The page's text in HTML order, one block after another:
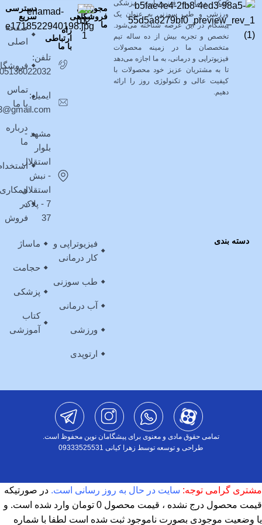
کمک درمانی، فیزیوتراپی، پزشکی
ورزشی و طب سوزنی به عنوان یک
پیشگام در این عرصه شناخته می‌شود.
تخصص و تجربه بیش از ده ساله تیم
متخصصان ما در زمینه محصولات
فیزیوتراپی و درمانی، به ما اجازه می‌دهد
تا به مشتریان عزیز خود محصولات با
کیفیت عالی و تکنولوژی روز را ارائه
دهیم.
مجوزهای
فروشگاهی
ما
تلفن:
05136022032
ایمیل:
مشهد -
بلوار
استقلال
- نبش
استقلال
7 - پلاک
37
راه
ارتباطی
با ما
صفحه
اصلی
تماس
با ما
درباره
ما
در
فروش
دسترسی
سریع
دسته بندی
فیزیوتراپی و
کار درمانی
طب سوزنی
آب درمانی
ورزشی
ارتوپدی
ماساژ
حجامت
پزشکی
کتاب
آموزشی
تمامی حقوق مادی و معنوی برای پیشگامان نوین محفوظ است.
طراحی و توسعه توسط زهرا کیانی 09333525531
مشتری گرامی توجه: سایت در حال به روز رسانی است. در صورتیکه
قیمت محصول درج نشده ، قیمت محصول 0 تومان وارد شده است. و
یا وضعیت موجودی بصورت ناموجود ثبت شده است لطفا با شماره